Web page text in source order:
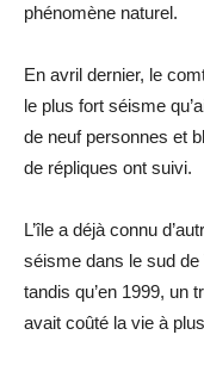
phénomène naturel.
En avril dernier, le
le plus fort séisme
de neuf personnes et
de répliques ont suivi.
L’île a déjà connu
séisme dans le sud
tandis qu’en 1999, un
avait coûté la vie à